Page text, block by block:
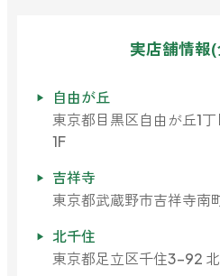
実店舗情報
自由が丘
東京都目黒区自由が丘1
1F
吉祥寺
東京都武蔵野市吉祥寺南
北千住
東京都足立区千住3-92